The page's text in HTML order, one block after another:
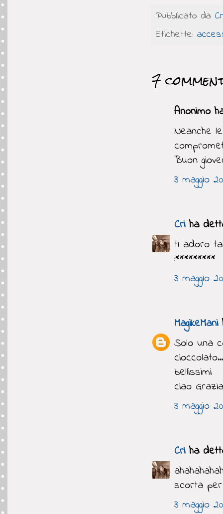
Pubblicato da
Etichette:
7
Anonimo
Neanche
Buon
3 maggio
Criha
ti adoro
:*********
3 maggio
MagikeMani
Solo una
bellissimi
ciao Grazia
3 maggio
Criha
scorta
3 maggio